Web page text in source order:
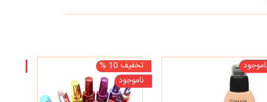
تخفیف 10 %
ناموجود